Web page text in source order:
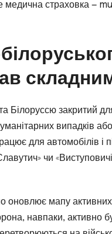
медична страховка —
Білоруссю закритий
випадків
для автомобілів і
чи
мапу
навпаки, активно